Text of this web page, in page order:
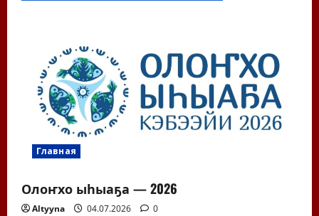
Главная
Олоҥхо ыһыаҕа — 2026
Altyyna 04.07.2026 0